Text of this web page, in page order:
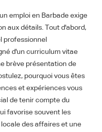
emploi en Barbade exige
aux détails. Tout d'abord,
professionnel
d'un curriculum vitae
brève présentation de
pourquoi vous êtes
et expériences vous
de tenir compte du
favorise souvent les
des affaires et une